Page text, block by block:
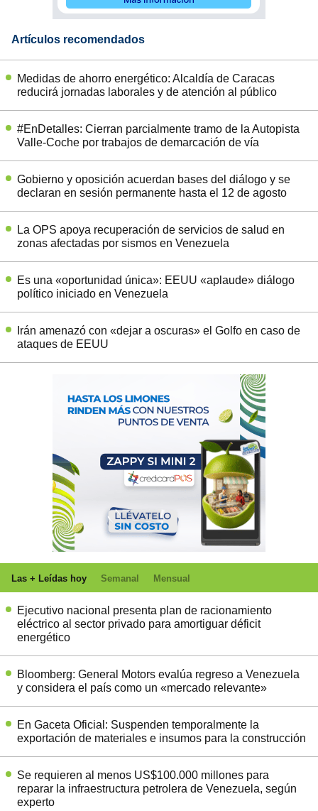
Artículos recomendados
Medidas de ahorro energético: Alcaldía de Caracas
reducirá jornadas laborales y de atención al público
#EnDetalles: Cierran parcialmente tramo de la Autopista
Valle-Coche por trabajos de demarcación de vía
Gobierno y oposición acuerdan bases del diálogo y se
declaran en sesión permanente hasta el 12 de agosto
La OPS apoya recuperación de servicios de salud en
zonas afectadas por sismos en Venezuela
Es una «oportunidad única»: EEUU «aplaude» diálogo
político iniciado en Venezuela
Irán amenazó con «dejar a oscuras» el Golfo en caso de
ataques de EEUU
Las + Leídas hoy Semanal Mensual
Ejecutivo nacional presenta plan de racionamiento
eléctrico al sector privado para amortiguar déficit
energético
Bloomberg: General Motors evalúa regreso a Venezuela
y considera el país como un «mercado relevante»
En Gaceta Oficial: Suspenden temporalmente la
exportación de materiales e insumos para la construcción
Se requieren al menos US$100.000 millones para
reparar la infraestructura petrolera de Venezuela, según
experto